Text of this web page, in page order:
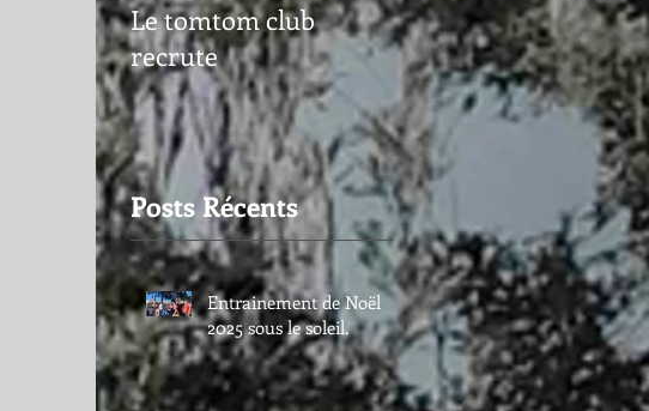
Le tomtom club
recrute
Posts Récents
Entrainement de Noël
2025 sous le soleil.